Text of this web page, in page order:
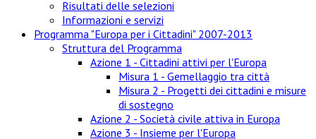
Risultati delle selezioni
Informazioni e servizi
Programma "Europa per i Cittadini" 2007-2013
Struttura del Programma
Azione 1 - Cittadini attivi per l'Europa
Misura 1 - Gemellaggio tra città
Misura 2 - Progetti dei cittadini e misure
di sostegno
Azione 2 - Società civile attiva in Europa
Azione 3 - Insieme per l'Europa